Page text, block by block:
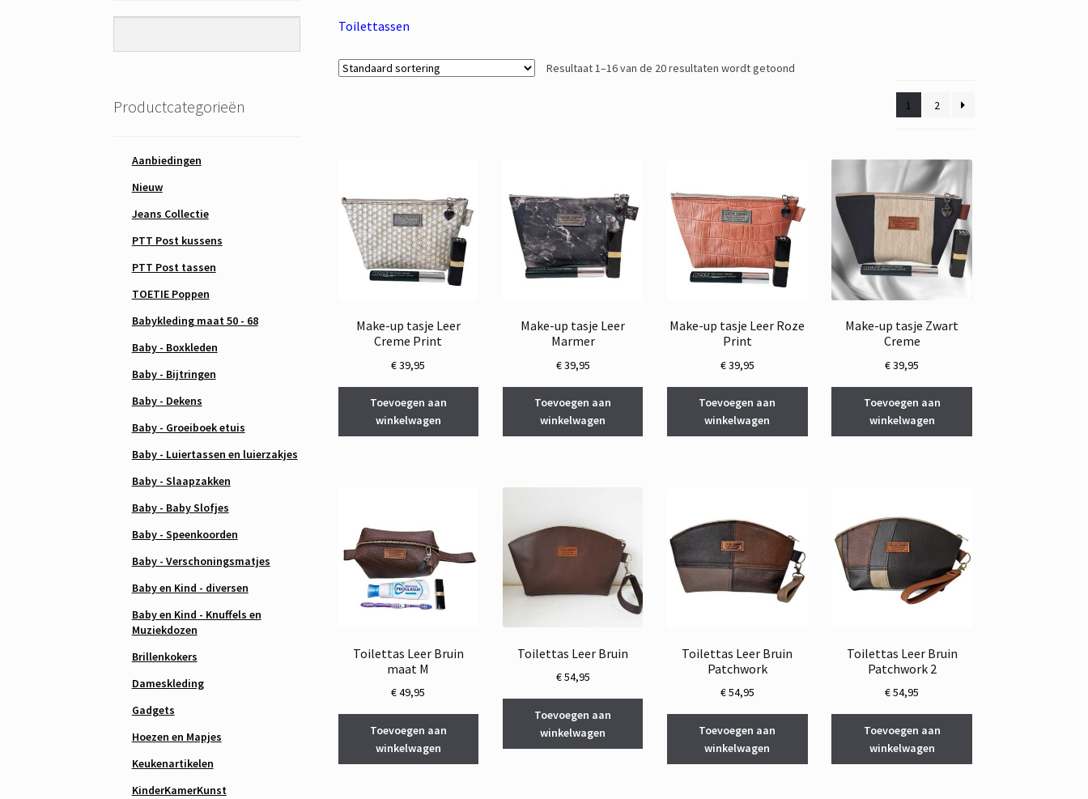
Toilettassen
Resultaat 1–16 van de 20 resultaten wordt getoond
1 2
Make-up tasje Leer
Creme Print
€39,95
Toevoegen aan
winkelwagen
Make-up tasje Leer
Marmer
€39,95
Toevoegen aan
winkelwagen
Make-up tasje Leer Roze
Print
€39,95
Toevoegen aan
winkelwagen
Make-up tasje Zwart
Creme
€39,95
Toevoegen aan
winkelwagen
Toilettas Leer Bruin
maat M
€49,95
Toevoegen aan
winkelwagen
Toilettas Leer Bruin
€54,95
Toevoegen aan
winkelwagen
Toilettas Leer Bruin
Patchwork
€54,95
Toevoegen aan
winkelwagen
Toilettas Leer Bruin
Patchwork 2
€54,95
Toevoegen aan
winkelwagen
Productcategorieën
Aanbiedingen
Nieuw
Jeans Collectie
PTT Post kussens
PTT Post tassen
TOETIE Poppen
Babykleding maat 50 - 68
Baby - Boxkleden
Baby - Bijtringen
Baby - Dekens
Baby - Groeiboek etuis
Baby - Luiertassen en luierzakjes
Baby - Slaapzakken
Baby - Baby Slofjes
Baby - Speenkoorden
Baby - Verschoningsmatjes
Baby en Kind - diversen
Baby en Kind - Knuffels en
Muziekdozen
Brillenkokers
Dameskleding
Gadgets
Hoezen en Mapjes
Keukenartikelen
KinderKamerKunst